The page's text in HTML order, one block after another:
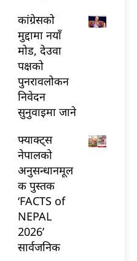
कांग्रेसको
मुद्दामा नयाँ
मोड, देउवा
पक्षको
पुनरावलोकन
निवेदन
सुनुवाइमा जाने
फ्याक्ट्स
नेपालको
अनुसन्धानमूल
क पुस्तक
‘FACTS of
NEPAL
2026’
सार्वजनिक